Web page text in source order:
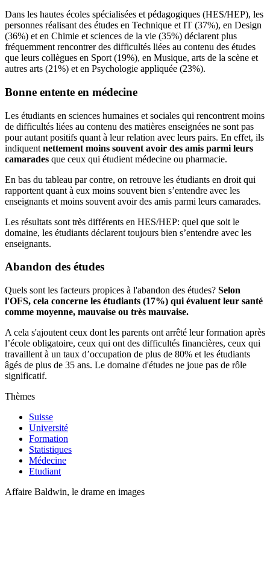
Dans les hautes écoles spécialisées et pédagogiques (HES/HEP), les
personnes réalisant des études en Technique et IT (37%), en Design
(36%) et en Chimie et sciences de la vie (35%) déclarent plus
fréquemment rencontrer des difficultés liées au contenu des études
que leurs collègues en Sport (19%), en Musique, arts de la scène et
autres arts (21%) et en Psychologie appliquée (23%).
Bonne entente en médecine
Les étudiants en sciences humaines et sociales qui rencontrent moins
de difficultés liées au contenu des matières enseignées ne sont pas
pour autant positifs quant à leur relation avec leurs pairs. En effet, ils
indiquent nettement moins souvent avoir des amis parmi leurs
camarades que ceux qui étudient médecine ou pharmacie.
En bas du tableau par contre, on retrouve les étudiants en droit qui
rapportent quant à eux moins souvent bien s’entendre avec les
enseignants et moins souvent avoir des amis parmi leurs camarades.
Les résultats sont très différents en HES/HEP: quel que soit le
domaine, les étudiants déclarent toujours bien s’entendre avec les
enseignants.
Abandon des études
Quels sont les facteurs propices à l'abandon des études? Selon
l'OFS, cela concerne les étudiants (17%) qui évaluent leur santé
comme moyenne, mauvaise ou très mauvaise.
A cela s'ajoutent ceux dont les parents ont arrêté leur formation après
l’école obligatoire, ceux qui ont des difficultés financières, ceux qui
travaillent à un taux d’occupation de plus de 80% et les étudiants
âgés de plus de 35 ans. Le domaine d'études ne joue pas de rôle
significatif.
Thèmes
Suisse
Université
Formation
Statistiques
Médecine
Etudiant
Affaire Baldwin, le drame en images